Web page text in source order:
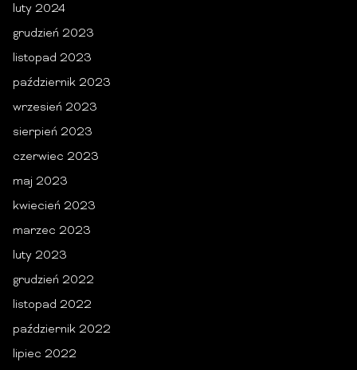
luty 2024
grudzień 2023
listopad 2023
październik 2023
wrzesień 2023
sierpień 2023
czerwiec 2023
maj 2023
kwiecień 2023
marzec 2023
luty 2023
grudzień 2022
listopad 2022
październik 2022
lipiec 2022